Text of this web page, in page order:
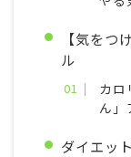
【気をつ
ル
カロ
ん」
ダイエッ